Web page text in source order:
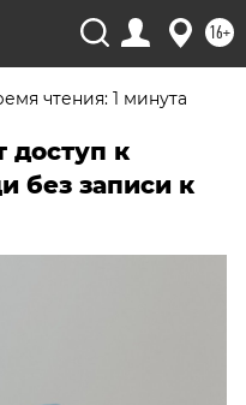
16+
чтения: 1 минута
доступ к
без записи к